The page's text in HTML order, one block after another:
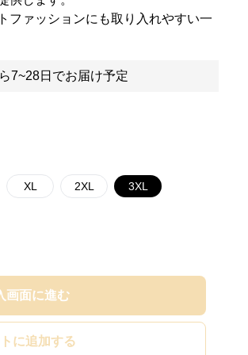
ファッションにも取り入れやすい一
7~28日でお届け予定
XL 2XL 3XL
画面に進む
に追加する